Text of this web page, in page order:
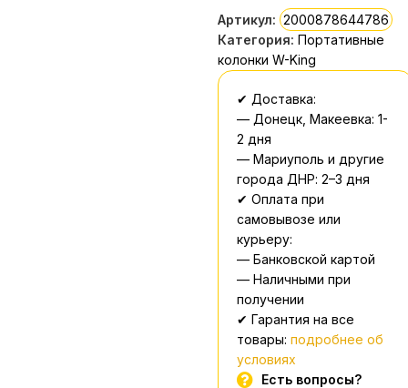
Артикул: 2000878644786
Категория: Портативные
колонки W-King
✔ Доставка:
— Донецк, Макеевка: 1-
2 дня
— Мариуполь и другие
города ДНР: 2–3 дня
✔ Оплата при
самовывозе или
курьеру:
— Банковской картой
— Наличными при
получении
✔ Гарантия на все
товары: подробнее об
условиях
Есть вопросы?